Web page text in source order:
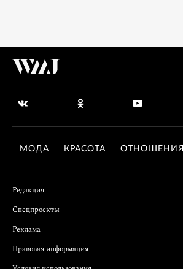
МОДА КРАСОТА ОТНОШЕНИЯ
Редакция
Спецпроекты
Реклама
Правовая информация